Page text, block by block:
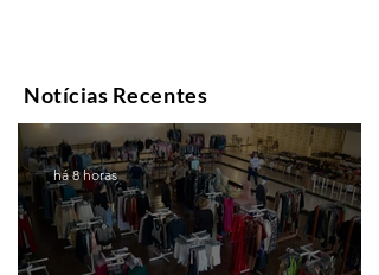
Notícias Recentes
há 8 horas